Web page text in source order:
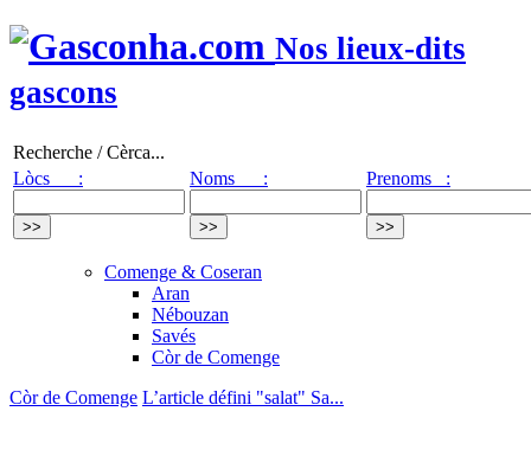
Nos lieux-dits
gascons
Recherche / Cèrca...
Lòcs :
Noms : Prenoms :
Comenge & Coseran
Aran
Nébouzan
Savés
Còr de Comenge
Còr de Comenge L’article défini "salat" Sa...